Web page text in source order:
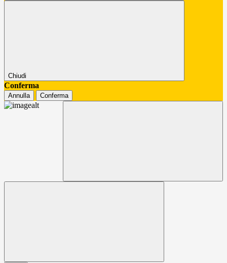
Chiudi
Conferma
Annulla Conferma